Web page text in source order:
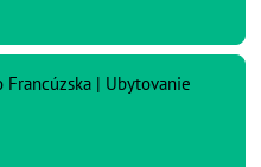
Francúzska | Ubytovanie